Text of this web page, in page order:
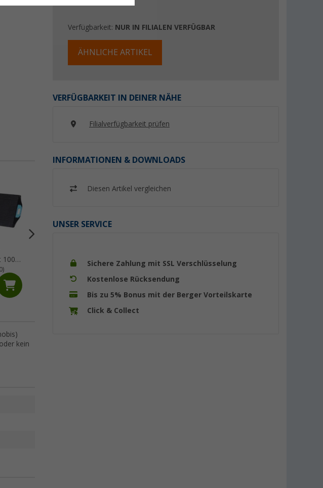
Verfügbarkeit: NUR IN FILIALEN VERFÜGBAR
ÄHNLICHE ARTIKEL
VERFÜGBARKEIT IN DEINER NÄHE
Filialverfügbarkeit prüfen
INFORMATIONEN & DOWNLOADS
Diesen Artikel vergleichen
UNSER SERVICE
Sichere Zahlung mit SSL Verschlüsselung
Kostenlose Rücksendung
Bis zu 5% Bonus mit der Berger Vorteilskarte
Click & Collect
100
Solarpanel 200 W
€
UVP 175,63 €
%
Solarpanel 150 W
159,- €
UVP 179,- €
kein